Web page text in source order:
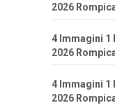
2026
4 Immagini 1
2026
4 Immagini 1
2026